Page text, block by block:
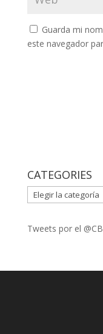
Guarda mi
este navegador
CATEGORIES
CATEGORIES
Tweets por el